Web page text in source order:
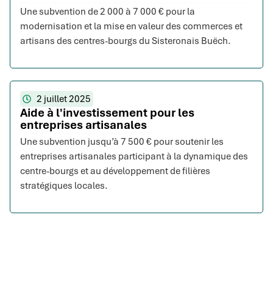
Une subvention de 2 000 à 7 000 € pour la
modernisation et la mise en valeur des commerces et
artisans des centres-bourgs du Sisteronais Buëch.
2 juillet 2025
Aide à l'investissement pour les
entreprises artisanales
Une subvention jusqu’à 7 500 € pour soutenir les
entreprises artisanales participant à la dynamique des
centre-bourgs et au développement de filières
stratégiques locales.